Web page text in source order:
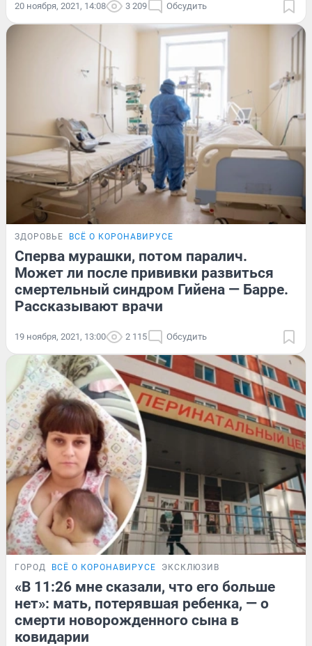
20 ноября, 2021, 14:08 3 209 Обсудить
ЗДОРОВЬЕ ВСЁ О КОРОНАВИРУСЕ
Сперва мурашки, потом паралич.
Может ли после прививки развиться
смертельный синдром Гийена — Барре.
Рассказывают врачи
19 ноября, 2021, 13:00 2 115 Обсудить
ГОРОД ВСЁ О КОРОНАВИРУСЕ ЭКСКЛЮЗИВ
«В 11:26 мне сказали, что его больше
нет»: мать, потерявшая ребенка, — о
смерти новорожденного сына в
ковидарии